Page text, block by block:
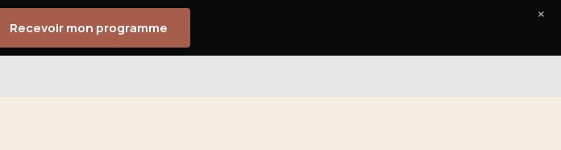
Recevoir mon programme
×